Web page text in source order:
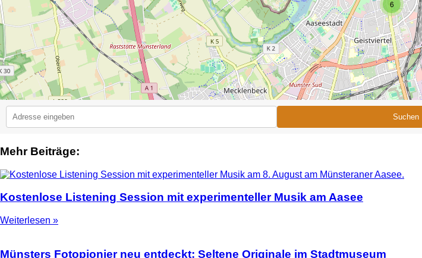
6
Suchen
Mehr Beiträge:
Kostenlose Listening Session mit experimenteller Musik am Aasee
Weiterlesen »
Münsters Fotopionier neu entdeckt: Seltene Originale im Stadtmuseum